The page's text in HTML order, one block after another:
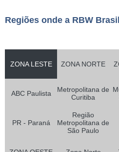
Regiões onde a RBW
ZONA LESTE ZONA NORTE
ABC Paulista
Metropolitana de
Curitiba
PR - Paraná
Região
Metropolitana de
São Paulo